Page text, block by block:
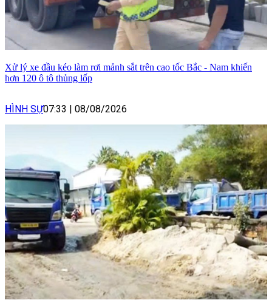
Xử lý xe đầu kéo làm rơi mảnh sắt trên cao tốc Bắc - Nam khiến
hơn 120 ô tô thủng lốp
HÌNH SỰ07:33 | 08/08/2026